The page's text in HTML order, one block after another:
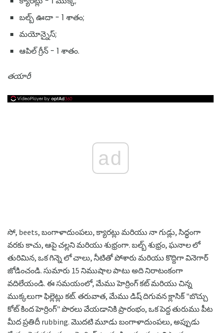
బల్బ్ ఊదా - 1 శాతం;
మయోన్నైస్;
ఆపిల్ గ్రీన్ - 1 శాతం.
తయారీ
ad
సో, beets, బంగాళాదుంపలు, క్యారట్లు మరియు నా గుడ్లు, సిద్ధంగా
వరకు కాచు, ఆపై చల్లని మరియు శుభ్రంగా. బల్బ్ శుభ్రం, ఘనాల లో
తురిమిన, ఒక గిన్నె లో చాలు, నీటితో పోశారు మరియు కొద్దిగా వినెగార్
జోడించండి. సుమారు 15 నిముషాల పాటు అది నిరాటంకంగా
వదిలేయండి. ఈ సమయంలో, మేము హెర్రింగ్ కట్ మరియు చిన్న
ముక్కలుగా ఫిల్లెట్లు కట్. తరువాత, మేము డిష్ దిగువన క్లాసిక్ "బొచ్చు
కోట్ కింద హెర్రింగ్" పొరలు వేయడానికి ప్రారంభం, ఒక పెద్ద తురుము పీట
మీద ప్రతిదీ rubbing. మొదటి మూడు బంగాళాదుంపలు, అప్పుడు